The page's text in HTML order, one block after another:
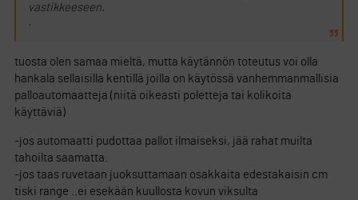
vastikkeeseen.
.
tuosta olen samaa mieltä, mutta käytännön toteutus voi olla
hankala sellaisilla kentillä joilla on käytössä vanhemmanmallisia
palloautomaatteja (niitä oikeasti poletteja tai kolikoita
käyttäviä)
-jos automaatti pudottaa pallot ilmaiseksi, jää rahat muilta
tahoilta saamatta.
-jos taas ruvetaan juoksuttamaan osakkaita edestakaisin cm
tiski range ..ei esekään kuullosta kovun viksulta